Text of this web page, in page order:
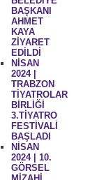
BAŞKANI
AHMET
KAYA
ZİYARET
EDİLDİ
NİSAN
2024 |
TRABZON
TİYATROLAR
BİRLİĞİ
3.TİYATRO
FESTİVALİ
BAŞLADI
NİSAN
2024 | 10.
GÖRSEL